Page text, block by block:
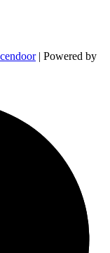
| Powered by